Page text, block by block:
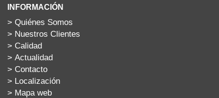
INFORMACIÓN
> Quiénes Somos
> Nuestros Clientes
> Calidad
> Actualidad
> Contacto
> Localización
> Mapa web